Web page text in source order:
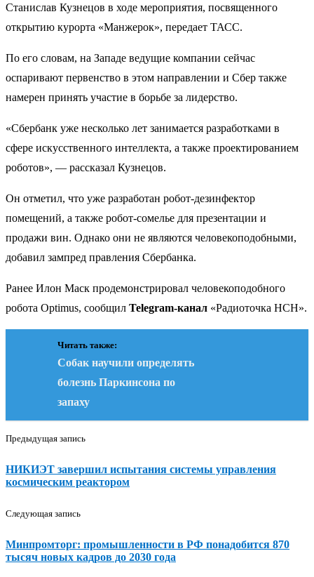
Станислав Кузнецов в ходе мероприятия, посвященного
открытию курорта «Манжерок», передает ТАСС.
По его словам, на Западе ведущие компании сейчас
оспаривают первенство в этом направлении и Сбер также
намерен принять участие в борьбе за лидерство.
«Сбербанк уже несколько лет занимается разработками в
сфере искусственного интеллекта, а также проектированием
роботов», — рассказал Кузнецов.
Он отметил, что уже разработан робот-дезинфектор
помещений, а также робот-сомелье для презентации и
продажи вин. Однако они не являются человекоподобными,
добавил зампред правления Сбербанка.
Ранее Илон Маск продемонстрировал человекоподобного
робота Optimus, сообщил Telegram-канал «Радиоточка НСН».
Читать также:
Собак научили определять
болезнь Паркинсона по
запаху
Предыдущая запись
НИКИЭТ завершил испытания системы управления
космическим реактором
Следующая запись
Минпромторг: промышленности в РФ понадобится 870
тысяч новых кадров до 2030 года